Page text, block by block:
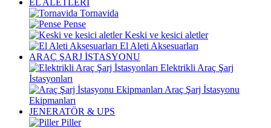
EL ALETLERİ
Tornavida
Pense
Keski ve kesici aletler
El Aleti Aksesuarları
ARAÇ ŞARJ İSTASYONU
Elektrikli Araç Şarj
İstasyonları
Araç Şarj İstasyonu
Ekipmanları
JENERATÖR & UPS
Piller